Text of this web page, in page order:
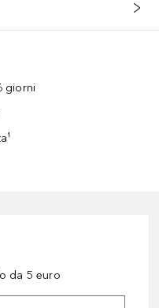
giorni
da 5 euro